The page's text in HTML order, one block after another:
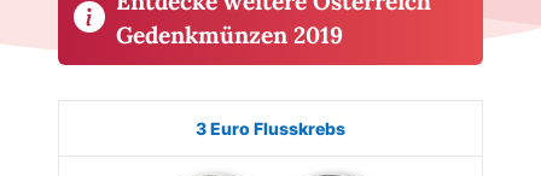
Gedenkmünzen 2019
Ausgabe Auflage
3 Euro Flusskrebs